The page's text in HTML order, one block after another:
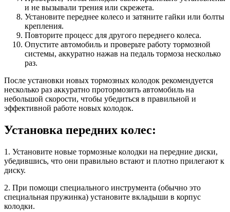
и не вызывали трения или скрежета.
Установите переднее колесо и затяните гайки или болты
крепления.
Повторите процесс для другого переднего колеса.
Опустите автомобиль и проверьте работу тормозной
системы, аккуратно нажав на педаль тормоза несколько
раз.
После установки новых тормозных колодок рекомендуется
несколько раз аккуратно протормозить автомобиль на
небольшой скорости, чтобы убедиться в правильной и
эффективной работе новых колодок.
Установка передних колес:
1. Установите новые тормозные колодки на передние диски,
убедившись, что они правильно встают и плотно прилегают к
диску.
2. При помощи специального инструмента (обычно это
специальная пружинка) установите вкладыши в корпус
колодки.